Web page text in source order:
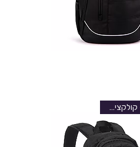
בהנחה - קולקציה חדשה